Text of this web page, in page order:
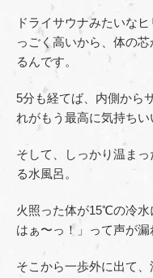
ドライサウナみたいな
っごく高いから、体の
るんです。
5分も経てば、内側から
れがもう最高に気持ちい
そして、しっかり温ま
る水風呂。
火照った体が15℃の冷
はぁ〜っ！」って声が漏
そこから一歩外に出て